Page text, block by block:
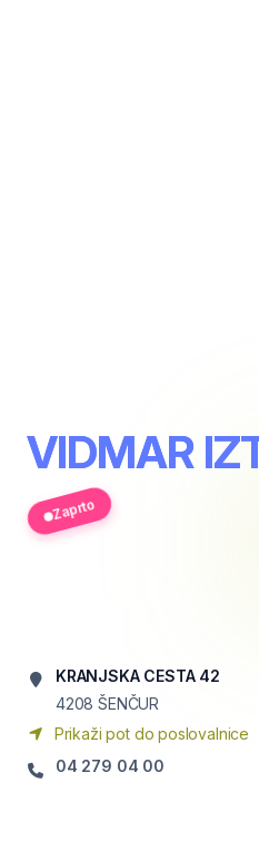
VIDMAR
Zaprto
KRANJSKA CESTA 42
4208 ŠENČUR
Prikaži pot do poslovalnice
04 279 04 00